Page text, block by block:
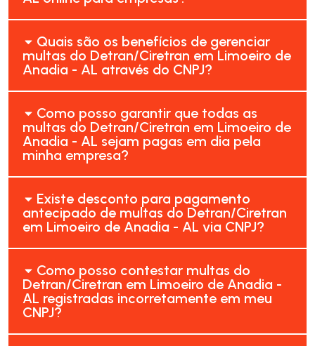
Quais são os benefícios de gerenciar
multas do Detran/Ciretran em Limoeiro de
Anadia - AL através do CNPJ?
Como posso garantir que todas as
multas do Detran/Ciretran em Limoeiro de
Anadia - AL sejam pagas em dia pela
minha empresa?
Existe desconto para pagamento
antecipado de multas do Detran/Ciretran
em Limoeiro de Anadia - AL via CNPJ?
Como posso contestar multas do
Detran/Ciretran em Limoeiro de Anadia -
AL registradas incorretamente em meu
CNPJ?